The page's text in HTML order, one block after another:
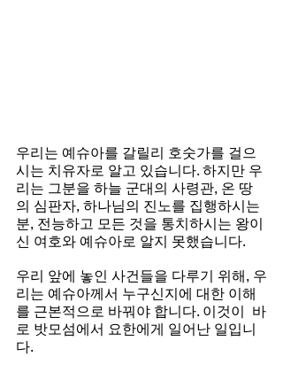
우리는 예슈아를 갈릴리 호숫가를 걸으
시는 치유자로 알고 있습니다. 하지만 우
리는 그분을 하늘 군대의 사령관, 온 땅
의 심판자, 하나님의 진노를 집행하시는
분, 전능하고 모든 것을 통치하시는 왕이
신 여호와 예슈아로 알지 못했습니다.
우리 앞에 놓인 사건들을 다루기 위해, 우
리는 예슈아께서 누구신지에 대한 이해
를 근본적으로 바꿔야 합니다. 이것이  바
로 밧모섬에서 요한에게 일어난 일입니
다.